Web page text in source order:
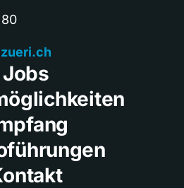
Jobs